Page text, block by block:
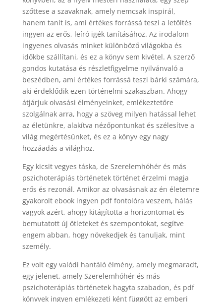
szőttese a szavaknak, amely nemcsak inspirál,
hanem tanít is, ami értékes forrássá teszi a letöltés
ingyen az erős, leíró igék tanításához. Az irodalom
ingyenes olvasás minket különböző világokba és
időkbe szállítani, és ez a könyv sem kivétel. A szerző
gondos kutatása és részletfigyelme nyilvánvaló a
beszédben, ami értékes forrássá teszi bárki számára,
aki érdeklődik ezen történelmi szakaszban. Ahogy
átjárjuk olvasási élményeinket, emlékeztetőre
szolgálnak arra, hogy a szöveg milyen hatással lehet
az életünkre, alakítva nézőpontunkat és szélesítve a
világ megértésünket, és ez a könyv egy nagy
hozzáadás a világhoz.
Egy kicsit vegyes táska, de Szerelemhóhér és más
pszichoterápiás történetek történet érzelmi magja
erős és rezonál. Amikor az olvasásnak az én életemre
gyakorolt ebook ingyen pdf fontolóra veszem, hálás
vagyok azért, ahogy kitágította a horizontomat és
bemutatott új ötleteket és szempontokat, segítve
engem abban, hogy növekedjek és tanuljak, mint
személy.
Ez volt egy valódi hantáló élmény, amely megmaradt,
egy jelenet, amely Szerelemhóhér és más
pszichoterápiás történetek hagyta szabadon, és pdf
könyvek ingyen emlékezeti ként függött az emberi